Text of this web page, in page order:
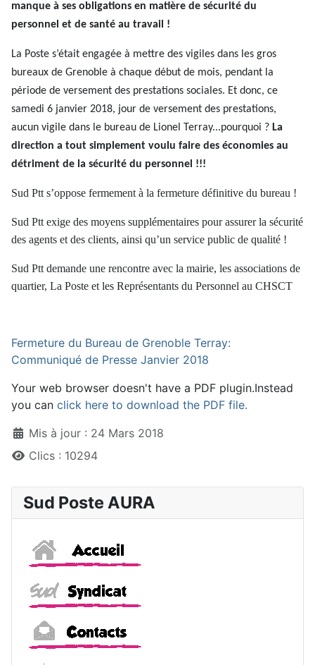
manque à ses obligations en matière de sécurité du
personnel et de santé au travail !
La Poste s’était engagée à mettre des vigiles dans les gros
bureaux de Grenoble à chaque début de mois, pendant la
période de versement des prestations sociales. Et donc, ce
samedi 6 janvier 2018, jour de versement des prestations,
aucun vigile dans le bureau de Lionel Terray...pourquoi ? La
direction a tout simplement voulu faire des économies au
détriment de la sécurité du personnel !!!
Sud Ptt s’oppose fermement à la fermeture définitive du bureau !
Sud Ptt exige des moyens supplémentaires pour assurer la sécurité
des agents et des clients, ainsi qu’un service public de qualité !
Sud Ptt demande une rencontre avec la mairie, les associations de
quartier, La Poste et les Représentants du Personnel au CHSCT
Fermeture du Bureau de Grenoble Terray:
Communiqué de Presse Janvier 2018
Your web browser doesn't have a PDF plugin.Instead
you can click here to download the PDF file.
DétailsMis à jour : 24 Mars 2018
Clics : 10294
Sud Poste AURA